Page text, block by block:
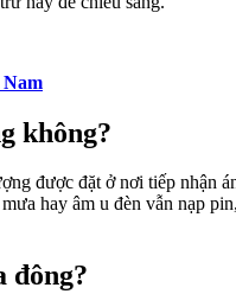
không?
được đặt ở nơi tiếp nhận
hay âm u đèn vẫn nạp
đông?